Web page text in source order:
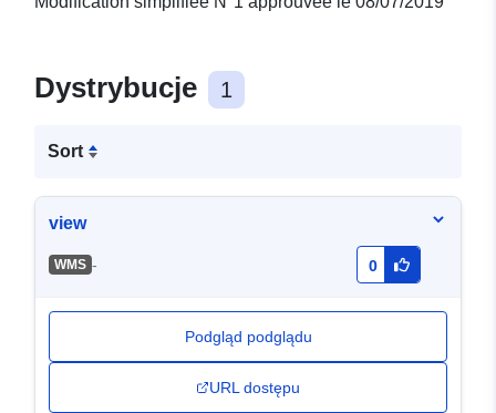
Dystrybucje 1
Sort
view
WMS - 0
Podgląd podglądu
URL dostępu